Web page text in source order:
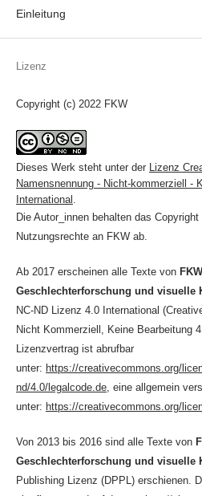
Einleitung
Lizenz
Copyright (c) 2022 FKW
Dieses Werk steht unter der Lizenz
Namensnennung - Nicht-kommerziell -
International
Die Autor_innen behalten das
Nutzungsrechte an FKW ab.
Ab 2017 erscheinen alle Texte von
Geschlechterforschung und visuelle
NC-ND Lizenz 4.0 International
Nicht Kommerziell, Keine Bearbeitung
Lizenzvertrag ist abrufbar
unter: https://creativecommons.org/
nd/4.0/legalcode.de, eine allgemein
unter: https://creativecommons.org/
Von 2013 bis 2016 sind alle Texte von
Geschlechterforschung und visuelle
Publishing Lizenz (DPPL) erschienen.